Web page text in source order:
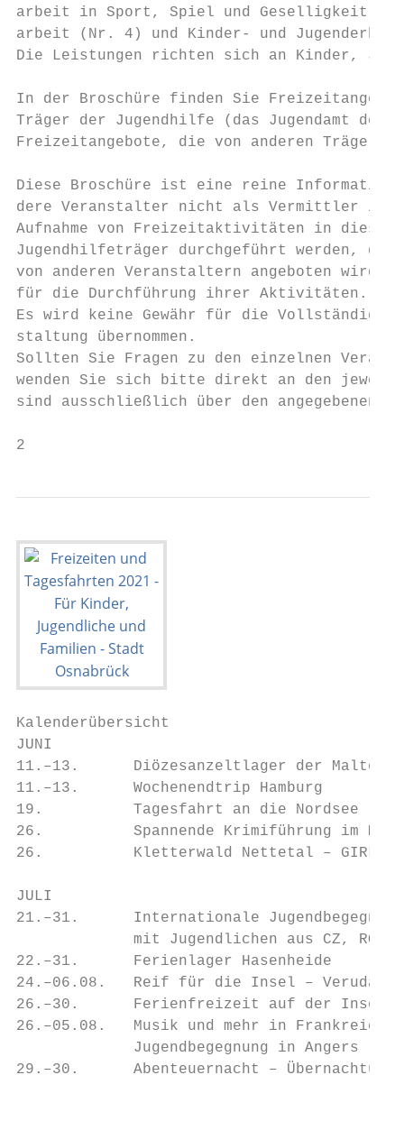
arbeit in Sport, Spiel und Geselligkeit
arbeit (Nr. 4) und Kinder- und
Die Leistungen richten sich an Kinder,
In der Broschüre finden Sie
Träger der Jugendhilfe (das
Freizeitangebote, die von anderen Trägern
Diese Broschüre ist eine reine
dere Veranstalter nicht als Vermittler
Aufnahme von Freizeitaktivitäten in
Jugendhilfeträger durchgeführt
von anderen Veranstaltern angeboten
für die Durchführung ihrer
Es wird keine Gewähr für die
staltung übernommen.
Sollten Sie Fragen zu den einzelnen
wenden Sie sich bitte direkt an den
sind ausschließlich über den
2
Kalenderübersicht
JUNI
11.–13.      Diözesanzeltlager der
11.–13.      Wochenendtrip Hamburg
19.          Tagesfahrt an die Nordsee
26.          Spannende Krimiführung im
26.          Kletterwald Nettetal – GIRLS
JULI
21.–31.      Internationale
mit Jugendlichen aus CZ, RO
22.–31.      Ferienlager Hasenheide
24.–06.08.   Reif für die Insel –
26.–30.      Ferienfreizeit auf der Insel
26.–05.08.   Musik und mehr in
Jugendbegegnung in Angers
29.–30.      Abenteuernacht –